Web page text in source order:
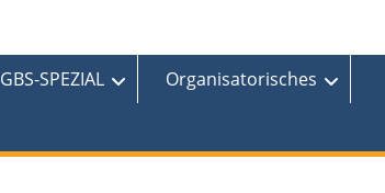
GBS-SPEZIAL
Organisatorisches